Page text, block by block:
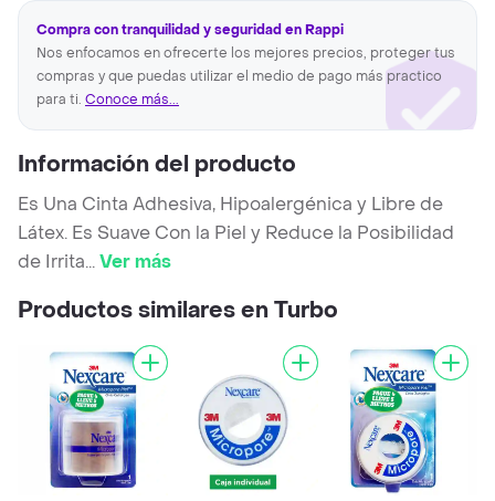
Compra con tranquilidad y seguridad en Rappi
Nos enfocamos en ofrecerte los mejores precios, proteger tus
compras y que puedas utilizar el medio de pago más practico
para ti. Conoce más...
Información del producto
Es Una Cinta Adhesiva, Hipoalergénica y Libre de
Látex. Es Suave Con la Piel y Reduce la Posibilidad
de Irrita...Ver más
Productos similares en Turbo